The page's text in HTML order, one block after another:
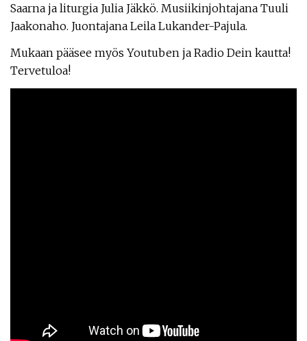
Saarna ja liturgia Julia Jäkkö. Musiikinjohtajana Tuuli
Jaakonaho. Juontajana Leila Lukander-Pajula.
Mukaan pääsee myös Youtuben ja Radio Dein kautta!
Tervetuloa!